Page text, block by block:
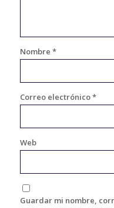
Nombre *
Correo electrónico*
Web
Guardar mi nombre,